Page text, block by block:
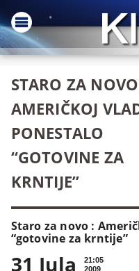
STARO ZA
AMERIČKOJ
PONESTALO
“GOTOVINE ZA
KRNTIJE”
Staro za novo :
“gotovine za krntije”
31 Jula
21:05
2009